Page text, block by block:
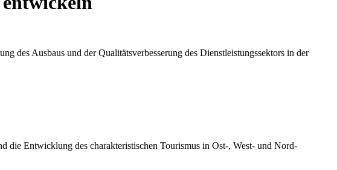
des Ausbaus und der Qualitätsverbesserung des Dienstleistungssektors in der
die Entwicklung des charakteristischen Tourismus in Ost-, West- und Nord-